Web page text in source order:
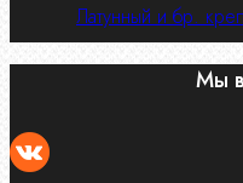
Латунный и бр.
Мы